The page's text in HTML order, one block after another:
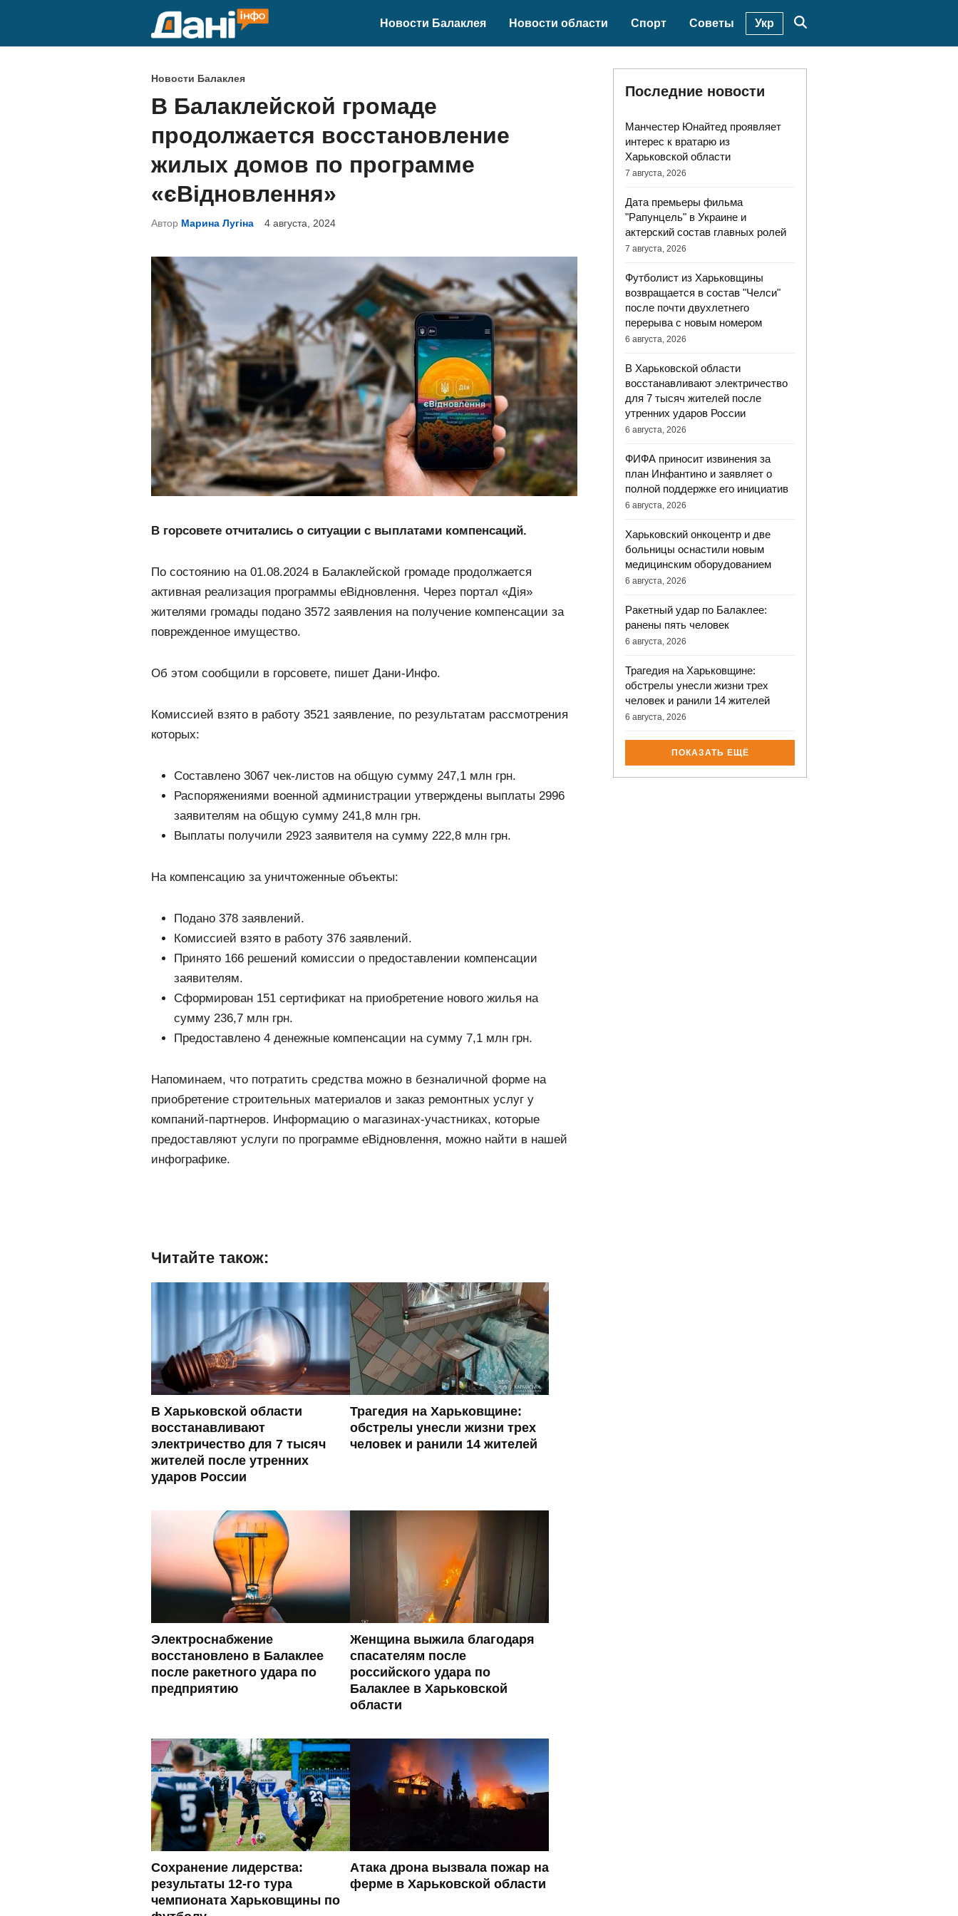
Новости Балаклея Новости области Спорт Советы Укр
О
п
у
б
л
и
к
о
а
н
о
Новости Балаклея
В Балаклейской громаде
продолжается восстановление
жилых домов по программе
«єВідновлення»
Автор Марина Лугіна 4 августа, 2024
В горсовете отчитались о ситуации с выплатами компенсаций.
По состоянию на 01.08.2024 в Балаклейской громаде продолжается
активная реализация программы еВідновлення. Через портал «Дія»
жителями громады подано 3572 заявления на получение компенсации за
поврежденное имущество.
Об этом сообщили в горсовете, пишет Дани-Инфо.
Комиссией взято в работу 3521 заявление, по результатам рассмотрения
которых:
Составлено 3067 чек-листов на общую сумму 247,1 млн грн.
Распоряжениями военной администрации утверждены выплаты 2996
заявителям на общую сумму 241,8 млн грн.
Выплаты получили 2923 заявителя на сумму 222,8 млн грн.
На компенсацию за уничтоженные объекты:
Подано 378 заявлений.
Комиссией взято в работу 376 заявлений.
Принято 166 решений комиссии о предоставлении компенсации
заявителям.
Сформирован 151 сертификат на приобретение нового жилья на
сумму 236,7 млн грн.
Предоставлено 4 денежные компенсации на сумму 7,1 млн грн.
Напоминаем, что потратить средства можно в безналичной форме на
приобретение строительных материалов и заказ ремонтных услуг у
компаний-партнеров. Информацию о магазинах-участниках, которые
предоставляют услуги по программе еВідновлення, можно найти в нашей
инфографике.
Читайте також:
В Харьковской области
восстанавливают
электричество для 7 тысяч
жителей после утренних
ударов России
Трагедия на Харьковщине:
обстрелы унесли жизни трех
человек и ранили 14 жителей
Электроснабжение
восстановлено в Балаклее
после ракетного удара по
предприятию
Женщина выжила благодаря
спасателям после
российского удара по
Балаклее в Харьковской
области
Сохранение лидерства:
результаты 12-го тура
чемпионата Харьковщины по
Атака дрона вызвала пожар на
ферме в Харьковской области
Последние новости
Манчестер Юнайтед проявляет
интерес к вратарю из
Харьковской области
7 августа, 2026
Дата премьеры фильма
"Рапунцель" в Украине и
актерский состав главных ролей
7 августа, 2026
Футболист из Харьковщины
возвращается в состав "Челси"
после почти двухлетнего
перерыва с новым номером
6 августа, 2026
В Харьковской области
восстанавливают электричество
для 7 тысяч жителей после
утренних ударов России
6 августа, 2026
ФИФА приносит извинения за
план Инфантино и заявляет о
полной поддержке его инициатив
6 августа, 2026
Харьковский онкоцентр и две
больницы оснастили новым
медицинским оборудованием
6 августа, 2026
Ракетный удар по Балаклее:
ранены пять человек
6 августа, 2026
Трагедия на Харьковщине:
обстрелы унесли жизни трех
человек и ранили 14 жителей
6 августа, 2026
ПОКАЗАТЬ ЕЩЁ